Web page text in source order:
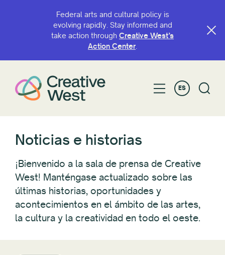
Federal arts and cultural policy is
evolving rapidly. Stay informed and
take action through Creative West’s
Action Center.
ES
Noticias e historias
¡Bienvenido a la sala de prensa de Creative
West! Manténgase actualizado sobre las
últimas historias, oportunidades y
acontecimientos en el ámbito de las artes,
la cultura y la creatividad en todo el oeste.
Defensa
Blogs
Cafetería
Convocatorias
GO Smart
Oportunidades de subvención
Mirar hacia el oeste
Noticias
Política